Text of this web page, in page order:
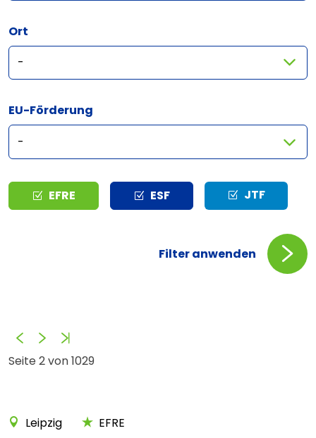
Ort
EU-Förderung
Typ EFRE ESF JTF
Filter anwenden
Seite 2 von 1029
ZurückVorwärts
Leipzig EFRE